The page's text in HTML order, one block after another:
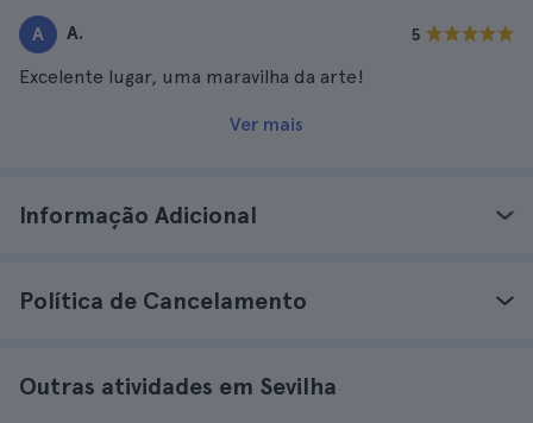
A A. 5
Excelente lugar, uma maravilha da arte!
Ver mais
Informação Adicional
Política de Cancelamento
Outras atividades em Sevilha